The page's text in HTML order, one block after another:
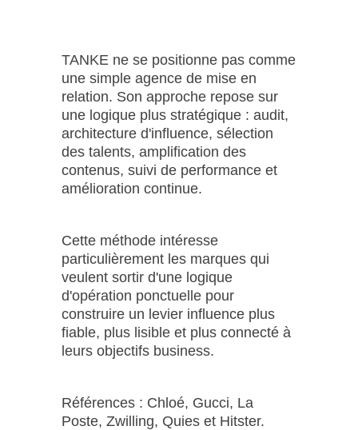
TANKE ne se positionne pas comme
une simple agence de mise en
relation. Son approche repose sur
une logique plus stratégique : audit,
architecture d'influence, sélection
des talents, amplification des
contenus, suivi de performance et
amélioration continue.
Cette méthode intéresse
particulièrement les marques qui
veulent sortir d'une logique
d'opération ponctuelle pour
construire un levier influence plus
fiable, plus lisible et plus connecté à
leurs objectifs business.
Références : Chloé, Gucci, La
Poste, Zwilling, Quies et Hitster.